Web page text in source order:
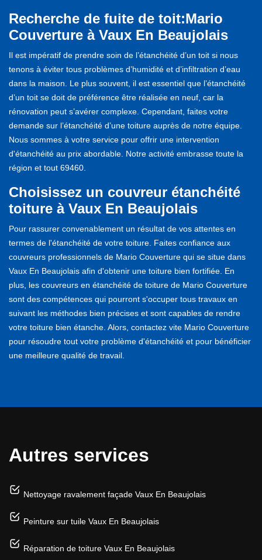
Recherche de fuite de toit:Mario
Couverture à Vaux En Beaujolais
Il est impératif de prendre soin de l’étanchéité d’un toit si nous
tenons à éviter tous problèmes d’humidité et d’infiltration d’eau
dans la maison. Le plus souvent, il est essentiel que l’étanchéité
d’un toit se doit de préférence être réalisée en neuf, car la
rénovation peut s’avérer complexe. Cependant, faites votre
demande sur l’étanchéité d’une toiture auprès de notre équipe.
Nous sommes à votre service pour offrir une intervention
d'étanchéité au prix abordable. Notre activité embrasse toute la
région et tout 69460.
Choisissez un couvreur étanchéité
toiture à Vaux En Beaujolais
Pour rassurer convenablement un résultat de vos attentes en
termes de l'étanchéité de votre toiture. Faites confiance aux
couvreurs professionnels de Mario Couverture qui se situe dans
Vaux En Beaujolais afin d'obtenir une toiture bien fortifiée. En
plus, les couvreurs en étanchéité de toiture de Mario Couverture
sont des compétences qui pourront s'occuper tous travaux en
suivant les méthodes bien précises et sont capables de rendre
votre toiture bien étanche. Alors, contactez vite Mario Couverture
pour résoudre tout votre problème d'étanchéité et pour bénéficier
une meilleure qualité de travail.
Autres services
Nettoyage ravalement façade Vaux En Beaujolais
Peinture sur tuile Vaux En Beaujolais
Réparation de toiture Vaux En Beaujolais